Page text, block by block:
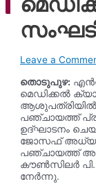
Leave a
തൊടുപുഴ:
മെഡിക്കൽ
ആശുപത്രിയിൽ
പഞ്ചായത്ത്
ഉദ്ഘാടനം
ജോസഫ്
പഞ്ചായത്ത്
കൗൺസിലർ
നേർന്നു.